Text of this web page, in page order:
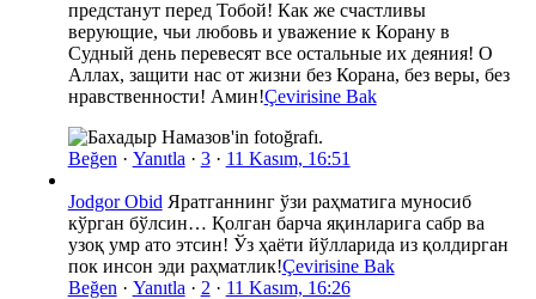
предстанут перед Тобой! Как же счастливы
верующие, чьи любовь и уважение к Корану в
Судный день перевесят все остальные их деяния! О
Аллах, защити нас от жизни без Корана, без веры, без
нравственности! Амин!Çevirisine Bak
Beğen · Yanıtla · 3· 11 Kasım, 16:51
Jodgor Obid Яратганнинг ўзи раҳматига муносиб
кўрган бўлсин… Қолган барча яқинларига сабр ва
узоқ умр ато этсин! Ўз ҳаёти йўлларида из қолдирган
пок инсон эди раҳматлик!Çevirisine Bak
Beğen · Yanıtla · 2 · 11 Kasım, 16:26